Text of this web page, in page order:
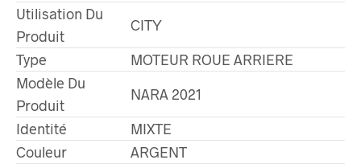
Utilisation Du
Produit
CITY
Type
MOTEUR ROUE ARRIERE
Modèle Du
Produit
NARA 2021
Identité
MIXTE
Couleur
ARGENT